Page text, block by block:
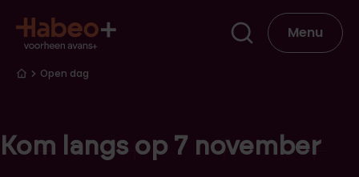
Menu
Kruimelpad
Open dag
Kom langs op 7 november